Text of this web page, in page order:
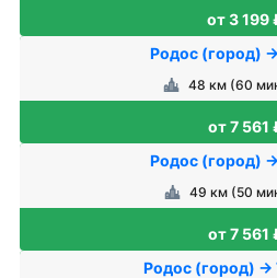
от 3 199
Родос (город)
48 км (60
от 7 561
Родос (город)
49 км (50
от 7 561
Родос (город) →